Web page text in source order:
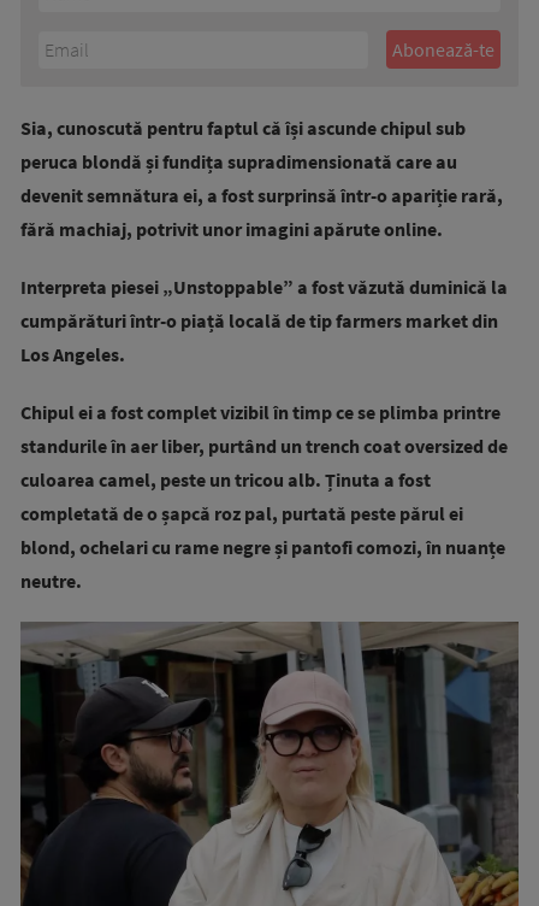
Sia, cunoscută pentru faptul că își ascunde chipul sub
peruca blondă și fundița supradimensionată care au
devenit semnătura ei, a fost surprinsă într-o apariție rară,
fără machiaj, potrivit unor imagini apărute online.
Interpreta piesei „Unstoppable” a fost văzută duminică la
cumpărături într-o piață locală de tip farmers market din
Los Angeles.
Chipul ei a fost complet vizibil în timp ce se plimba printre
standurile în aer liber, purtând un trench coat oversized de
culoarea camel, peste un tricou alb. Ținuta a fost
completată de o șapcă roz pal, purtată peste părul ei
blond, ochelari cu rame negre și pantofi comozi, în nuanțe
neutre.